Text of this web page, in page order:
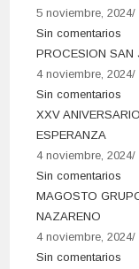
5 noviembre, 2024/
Sin comentarios
PROCESION SAN
4 noviembre, 2024/
Sin comentarios
XXV
ESPERANZA
4 noviembre, 2024/
Sin comentarios
MAGOSTO
NAZARENO
4 noviembre, 2024/
Sin comentarios